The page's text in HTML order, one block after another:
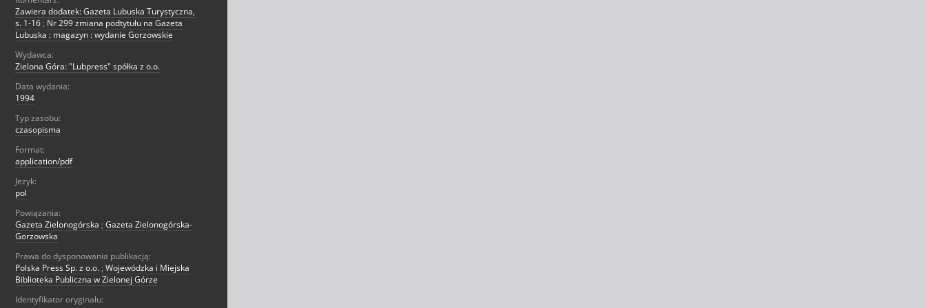
Zawiera dodatek: Gazeta Lubuska Turystyczna,
s. 1-16 ; Nr 299 zmiana podtytułu na Gazeta
Lubuska : magazyn : wydanie Gorzowskie
Wydawca:
Zielona Góra: "Lubpress" spółka z o.o.
Data wydania:
1994
Typ zasobu:
czasopisma
Format:
application/pdf
Jezyk:
pol
Powiązania:
Gazeta Zielonogórska ; Gazeta Zielonogórska-
Gorzowska
Prawa do dysponowania publikacją:
Polska Press Sp. z o.o. ; Wojewódzka i Miejska
Biblioteka Publiczna w Zielonej Górze
Identyfikator oryginału: